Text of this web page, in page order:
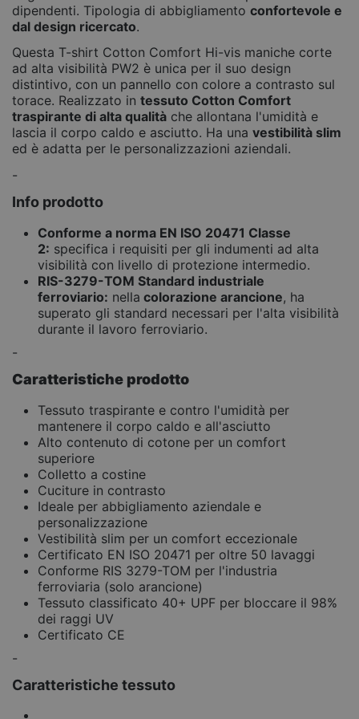
dipendenti. Tipologia di abbigliamento confortevole e
dal design ricercato.
Questa T-shirt Cotton Comfort Hi-vis maniche corte
ad alta visibilità PW2 è unica per il suo design
distintivo, con un pannello con colore a contrasto sul
torace. Realizzato in tessuto Cotton Comfort
traspirante di alta qualità che allontana l'umidità e
lascia il corpo caldo e asciutto. Ha una vestibilità slim
ed è adatta per le personalizzazioni aziendali.
-
Info prodotto
Conforme a norma EN ISO 20471 Classe
2: specifica i requisiti per gli indumenti ad alta
visibilità con livello di protezione intermedio.
RIS-3279-TOM Standard industriale
ferroviario: nella colorazione arancione, ha
superato gli standard necessari per l'alta visibilità
durante il lavoro ferroviario.
-
Caratteristiche prodotto
Tessuto traspirante e contro l'umidità per
mantenere il corpo caldo e all'asciutto
Alto contenuto di cotone per un comfort
superiore
Colletto a costine
Cuciture in contrasto
Ideale per abbigliamento aziendale e
personalizzazione
Vestibilità slim per un comfort eccezionale
Certificato EN ISO 20471 per oltre 50 lavaggi
Conforme RIS 3279-TOM per l'industria
ferroviaria (solo arancione)
Tessuto classificato 40+ UPF per bloccare il 98%
dei raggi UV
Certificato CE
-
Caratteristiche tessuto